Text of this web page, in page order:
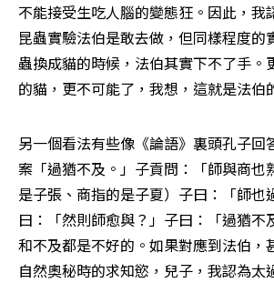
不能接受生吃人腦的變態狂。因此，我
昆蟲實驗法伯是敢去做，但同樣程度的
蟲換成貓的時候，法伯其實下不了手。
的貓，更不可能了，我想，這就是法伯
另一個看法有些像《論語》裏頭孔子回
案「過猶不及。」子貢問：「師與商也
是子張、商指的是子夏）子曰：「師也
曰：「然則師愈與？」子曰：「過猶不
和不及都是不好的。如果對應到法伯，
自然奧秘時的求知慾，兒子，我認為太